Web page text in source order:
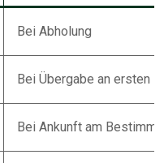
Bei Abholung
Bei Übergabe an ersten
Bei Ankunft am